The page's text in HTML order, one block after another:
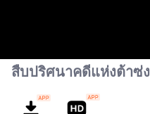
สืบปริศนาคดีแห่งต้าซ่ง